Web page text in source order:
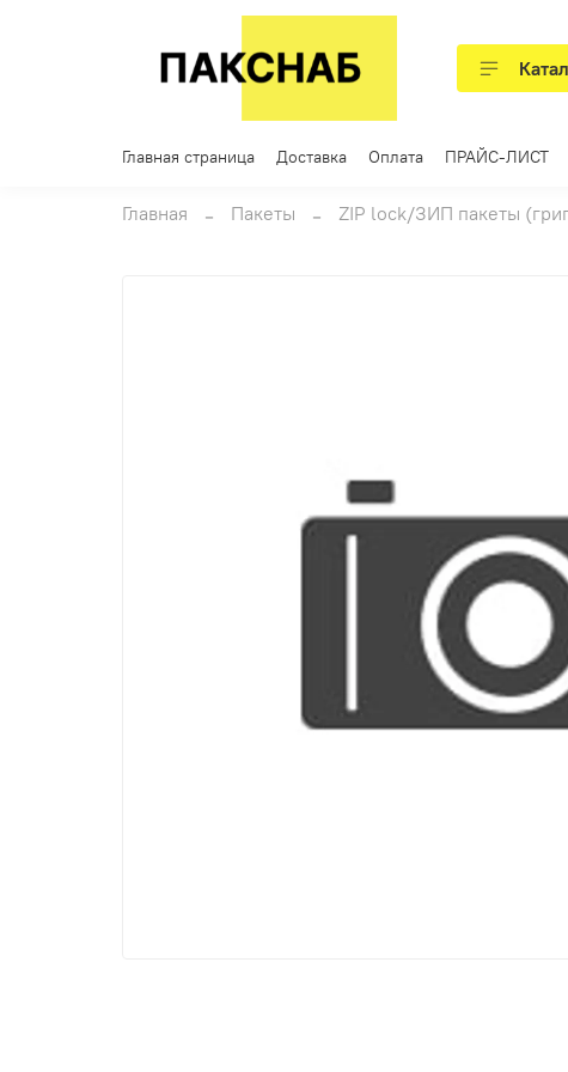
Главная страница Доставка Оплата ПРАЙС-ЛИСТ
Главная Пакеты ZIP lock/ЗИП пакеты